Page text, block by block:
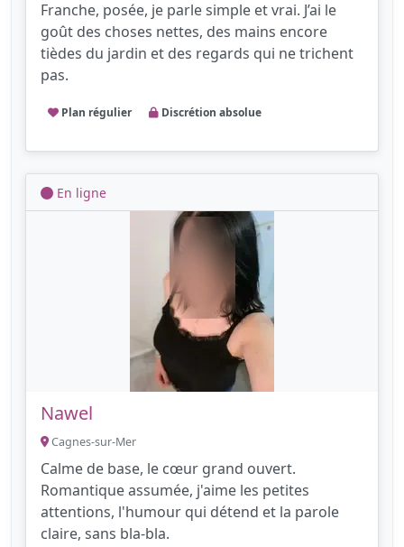
Franche, posée, je parle simple et vrai. J’ai le
goût des choses nettes, des mains encore
tièdes du jardin et des regards qui ne trichent
pas.
Plan régulier Discrétion absolue
En ligne
Nawel
Cagnes-sur-Mer
Calme de base, le cœur grand ouvert.
Romantique assumée, j'aime les petites
attentions, l'humour qui détend et la parole
claire, sans bla-bla.